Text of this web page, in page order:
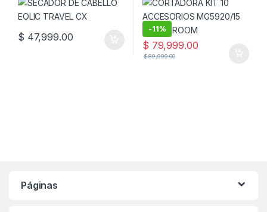
$ 47,999.00
-11%
$ 79,999.00
$89,999.00
Páginas